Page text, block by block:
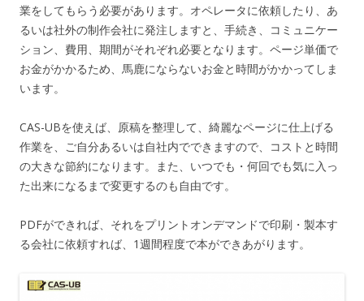
業をしてもらう必要があります。オペレータに依頼したり、あ
るいは社外の制作会社に発注しますと、手続き、コミュニケー
ション、費用、期間がそれぞれ必要となります。ページ単価で
お金がかかるため、馬鹿にならないお金と時間がかかってしま
います。
CAS-UBを使えば、原稿を整理して、綺麗なページに仕上げる
作業を、ご自分あるいは自社内でできますので、コストと時間
の大きな節約になります。また、いつでも・何回でも気に入っ
た出来になるまで変更するのも自由です。
PDFができれば、それをプリントオンデマンドで印刷・製本す
る会社に依頼すれば、1週間程度で本ができあがります。